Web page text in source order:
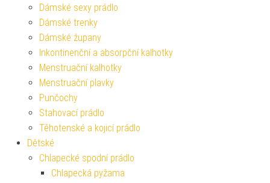
Dámské sexy prádlo
Dámské trenky
Dámské župany
Inkontinenční a absorpční kalhotky
Menstruační kalhotky
Menstruační plavky
Punčochy
Stahovací prádlo
Těhotenské a kojicí prádlo
Dětské
Chlapecké spodní prádlo
Chlapecká pyžama